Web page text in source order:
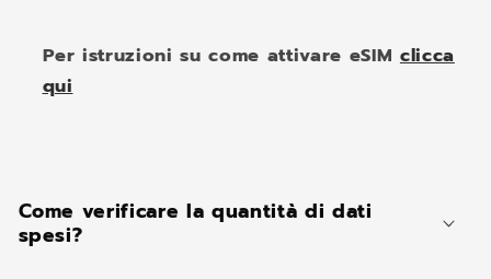
Per istruzioni su come attivare eSIM clicca
qui
o
n
Come verificare la quantità di dati
spesi?